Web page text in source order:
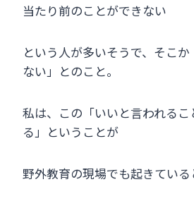
当たり前のことができない
という人が多いそうで、そこ
ない」とのこと。
私は、この「いいと言われるこ
る」ということが
野外教育の現場でも起きている